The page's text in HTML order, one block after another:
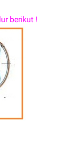
berikut !